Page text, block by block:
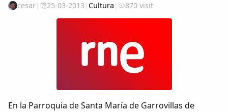
Mi Cuenta
cesar| 25-03-2013| Cultura | 870 visit
En la Parroquia de Santa María de Garrovillas de